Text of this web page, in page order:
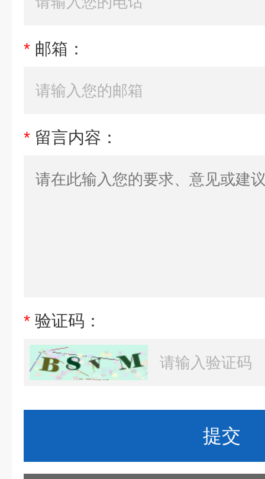
* 邮箱：
* 留言内容：
* 验证码：